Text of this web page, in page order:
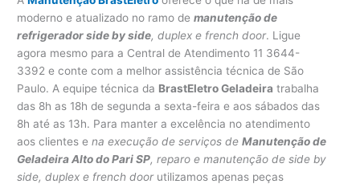
moderno e atualizado no ramo demanutenção de
refrigerador side by side, duplex e french door. Ligue
agora mesmo para a Central de Atendimento 11 3644-
3392 e conte com a melhor assistência técnica de São
Paulo. A equipe técnica da BrastEletro Geladeira trabalha
das 8h as 18h de segunda a sexta-feira e aos sábados das
8h até as 13h. Para manter a excelência no atendimento
aos clientes ena execução de serviços deManutenção de
Geladeira Alto do Pari SP, reparo e manutenção de side by
side, duplex e french door utilizamos apenas peças